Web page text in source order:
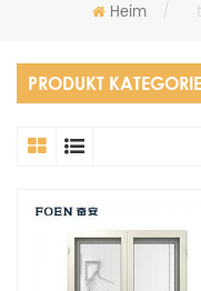
Heim /
PRODUKT